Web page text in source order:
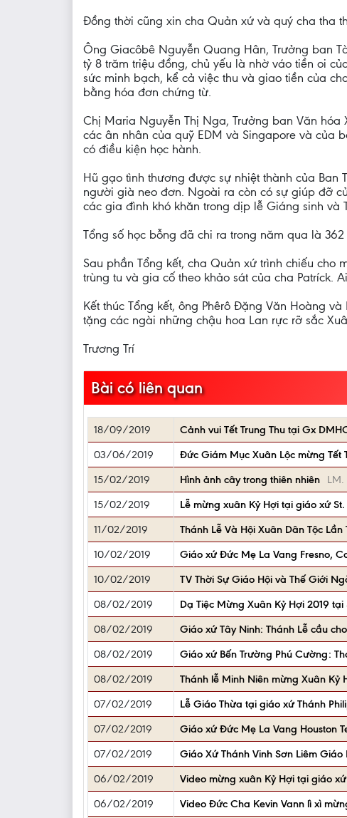
Đồng thời cũng xin cha Quản xứ và quý cha tha
Ông Giacôbê Nguyễn Quang Hân, Trưởng ban
tỷ 8 trăm triệu đồng, chủ yếu là nhờ váo tiền oi
sức minh bạch, kể cả việc thu và giao tiền của
bằng hóa đơn chứng từ.
Chị Maria Nguyễn Thị Nga, Trưởng ban Văn
các ân nhân của quỹ EDM và Singapore và của
có điều kiện học hành.
Hũ gạo tình thương được sự nhiệt thành của
người già neo đơn. Ngoài ra còn có sự giúp đỡ
các gia đình khó khăn trong dịp lễ Giáng sinh và
Tổng số học bỗng đã chi ra trong năm qua là
Sau phần Tổng kết, cha Quản xứ trình chiếu
trùng tu và gia cố theo khảo sát của cha Patríck.
Kết thúc Tổng kết, ông Phêrô Đặng Văn Hoàng
tặng các ngài những chậu hoa Lan rực rỡ sắc
Trương Trí
Bài có liên quan
18/09/2019 Cảnh vui Tết Trung Thu tại Gx
03/06/2019
Đức Giám Mục Xuân Lộc mừng Tết
15/02/2019
Hình ảnh cây trong thiên nhiên
15/02/2019
Lễ mừng xuân Kỷ Hợi tại giáo xứ
11/02/2019
Thánh Lễ Và Hội Xuân Dân Tộc
10/02/2019
Giáo xứ Đức Mẹ La Vang Fresno,
10/02/2019
TV Thời Sự Giáo Hội và Thế Giới
08/02/2019
Dạ Tiệc Mừng Xuân Kỷ Hợi 2019 tại
08/02/2019
Giáo xứ Tây Ninh: Thánh Lễ cầu
08/02/2019
Giáo xứ Bến Trường Phú Cường:
08/02/2019
Thánh lễ Minh Niên mừng Xuân Kỷ
07/02/2019
Lễ Giáo Thừa tại giáo xứ Thánh
07/02/2019
Giáo xứ Đức Mẹ La Vang Houston
07/02/2019
Giáo Xứ Thánh Vinh Sơn Liêm
06/02/2019
Video mừng xuân Kỷ Hợi tại giáo
06/02/2019
Video Đức Cha Kevin Vann lì xì